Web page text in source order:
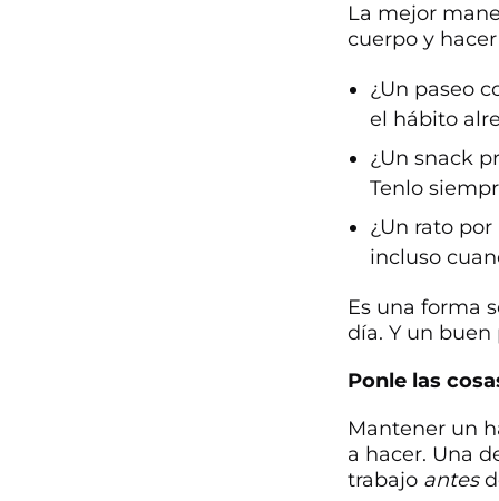
La mejor
cuerpo y
¿Un paseo
el hábito
¿Un snack
Tenlo
¿Un rato
incluso
Es una forma
día. Y un
Ponle las
Mantener un
a hacer. Una
trabajo antes